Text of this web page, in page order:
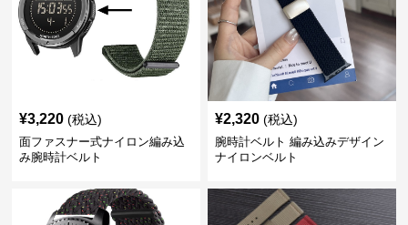
¥3,220 (税込)
面ファスナー式ナイロン編み込
み腕時計ベルト
¥2,320 (税込)
腕時計ベルト 編み込みデザイン
ナイロンベルト